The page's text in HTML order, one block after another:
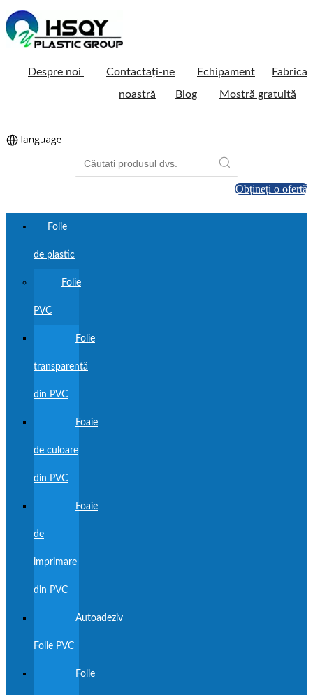
Despre noi Contactaţi-ne Echipament
Fabrica
noastră
Blog Mostră gratuită
Obțineți o ofertă
Folie
de plastic
Folie
PVC
Folie
transparentă
din PVC
Foaie
de culoare
din PVC
Foaie
de
imprimare
din PVC
Autoadeziv
Folie PVC
Folie